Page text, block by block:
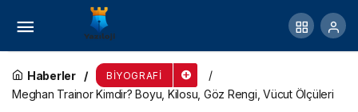
Haberler BIYOGRAFI
Meghan Trainor Kimdir? Boyu, Kilosu, Göz Rengi, Vücut Ölçüleri
Loren Gray Kimdir? Boyu, Kilosu, Göz Rengi,
Vücut Ölçüleri